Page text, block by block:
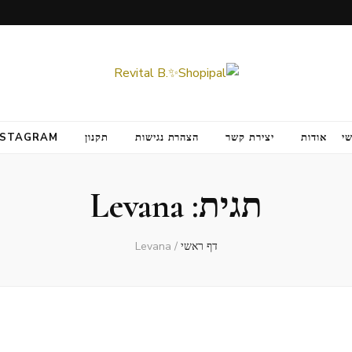
אודות יצירת קשר הצהרת נגישות תקנון
תגית:Levana
דף ראשי /
Levana